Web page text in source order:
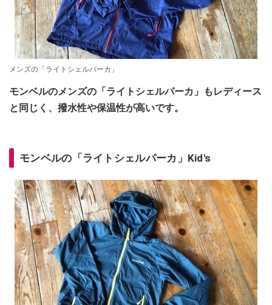
メンズの「ライトシェルパーカ」
モンベルのメンズの「ライトシェルパーカ」もレディース
と同じく、撥水性や保温性が高いです。
モンベルの「ライトシェルパーカ」Kid's